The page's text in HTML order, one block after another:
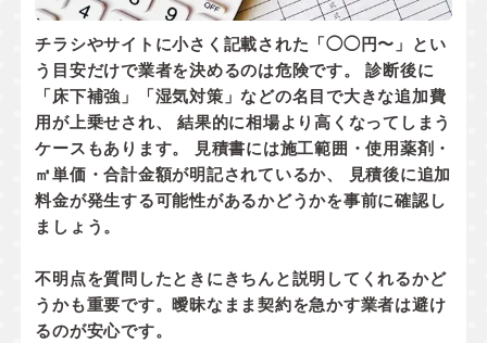
チラシやサイトに小さく記載された「◯◯円〜」とい
う目安だけで業者を決めるのは危険です。 診断後に
「床下補強」「湿気対策」などの名目で大きな追加費
用が上乗せされ、 結果的に相場より高くなってしまう
ケースもあります。 見積書には施工範囲・使用薬剤・
㎡単価・合計金額が明記されているか、
見積後に追加
料金が発生する可能性があるかどうかを事前に確認し
ましょう。
不明点を質問したときにきちんと説明してくれるかど
うかも重要です。曖昧なまま契約を急かす業者は避け
るのが安心です。